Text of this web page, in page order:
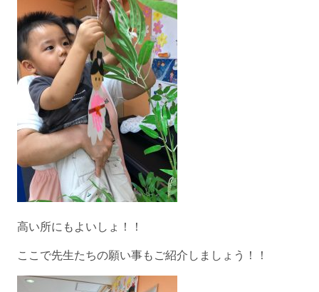
高い所にもよいしょ！！
ここで先生たちの願い事もご紹介しましょう！！